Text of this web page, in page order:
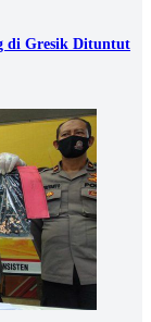
di Gresik Dituntut